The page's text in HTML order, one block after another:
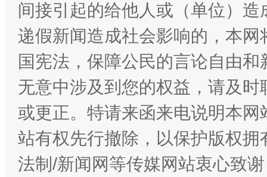
魏明亮
间接引起的给他人或（单位）
递假新闻造成社会影响的，本
国宪法，保障公民的言论自由
无意中涉及到您的权益，请及
或更正。特请来函来电说明本
站有权先行撤除，以保护版权
法制/新闻网等传媒网站衷心致